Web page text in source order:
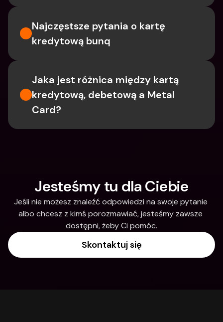
Najczęstsze pytania o kartę
kredytową bunq
Jaka jest różnica między kartą
kredytową, debetową a Metal
Card?
Jesteśmy tu dla Ciebie
Jeśli nie możesz znaleźć odpowiedzi na swoje pytanie
albo chcesz z kimś porozmawiać, jesteśmy zawsze
dostępni, żeby Ci pomóc.
Skontaktuj się